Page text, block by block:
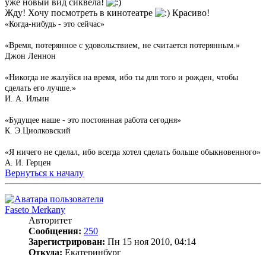
уже новый вид сиквела!
Жду! Хочу посмотреть в кинотеатре
Красиво!
«Когда-нибудь - это сейчас»
«Время, потерянное с удовольствием, не считается потерянным.»
Джон Леннон
«Никогда не жалуйся на время, ибо ты для того и рожден, чтобы
сделать его лучше.»
И. А. Ильин
«Будущее наше - это постоянная работа сегодня»
К. Э.Циолковский
«Я ничего не сделал, ибо всегда хотел сделать больше обыкновенного»
А. И. Герцен
Вернуться к началу
Faseto Merkany
Авторитет
Сообщения: 250
Зарегистрирован: Пн 15 ноя 2010, 04:14
Откуда: Екатеринбург